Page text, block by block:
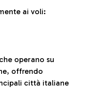
ai voli:
operano su
offrendo
città italiane